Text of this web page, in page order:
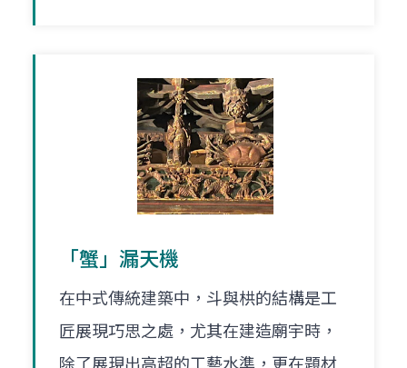
「蟹」漏天機
在中式傳統建築中，斗與栱的結構是工
匠展現巧思之處，尤其在建造廟宇時，
除了展現出高超的工藝水準，更在題材